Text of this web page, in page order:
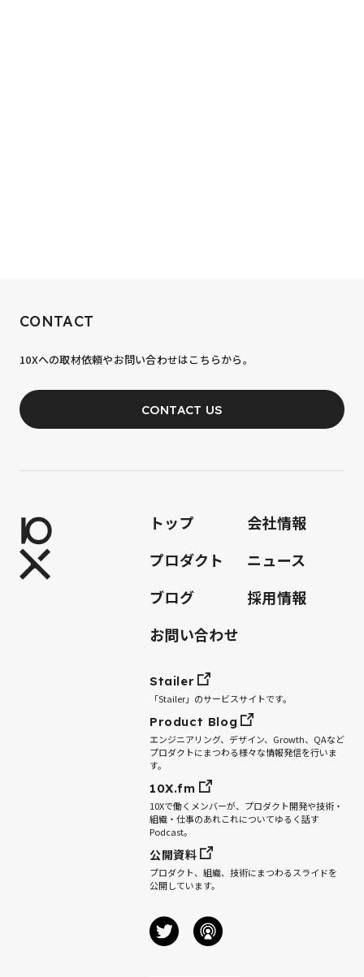
あなたの力が、必要です。
JOIN OUR TEAM
CONTACT
10Xへの取材依頼やお問い合わせはこちらから。
CONTACT US
トップ
会社情報
プロダクト
ニュース
ブログ
採用情報
お問い合わせ
Stailer
「Stailer」のサービスサイトです。
Product Blog
エンジニアリング、デザイン、Growth、QAなど
プロダクトにまつわる様々な情報発信を行いま
す。
10X.fm
10Xで働くメンバーが、プロダクト開発や技術・
組織・仕事のあれこれについてゆるく話す
Podcast。
公開資料
プロダクト、組織、技術にまつわるスライドを
公開しています。